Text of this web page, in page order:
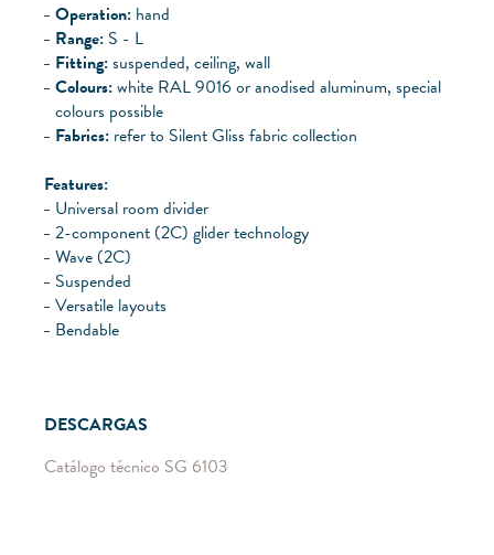
Operation: hand
Range: S - L
Fitting:suspended, ceiling, wall
Colours:white RAL 9016 or anodised aluminum, special
colours possible
Fabrics: refer to Silent Gliss fabric collection
Features:
Universal room divider
2-component (2C) glider technology
Wave (2C)
Suspended
Versatile layouts
Bendable
DESCARGAS
Catálogo técnico SG 6103